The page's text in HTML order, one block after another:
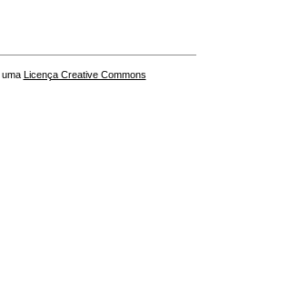
Licença Creative Commons